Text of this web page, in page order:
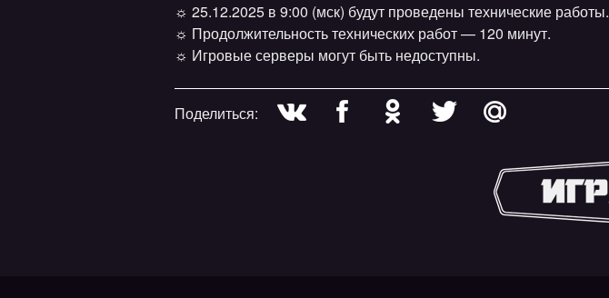
☼ 25.12.2025 в 9:00 (мск) будут проведены технические работы.
☼ Продолжительность технических работ — 120 минут.
☼ Игровые серверы могут быть недоступны.
Поделиться: